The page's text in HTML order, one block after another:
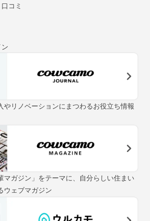
コミ
やリノベーションにまつわるお役立ち情報
マガジン」をテーマに、自分らしい住まい
ウェブマガジン